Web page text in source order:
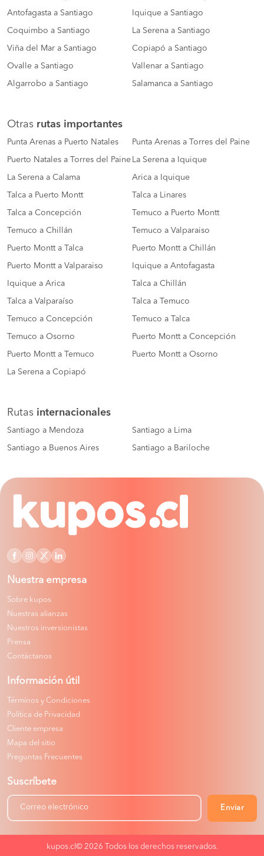
Antofagasta a Santiago Iquique a Santiago
Coquimbo a Santiago La Serena a Santiago
Viña del Mar a Santiago Copiapó a Santiago
Ovalle a Santiago Vallenar a Santiago
Algarrobo a Santiago Salamanca a Santiago
Otras rutas importantes
Punta Arenas a Puerto Natales Punta Arenas a Torres del Paine
Puerto Natales a Torres del Paine La Serena a Iquique
La Serena a Calama Arica a Iquique
Talca a Puerto Montt Talca a Linares
Talca a Concepción Temuco a Puerto Montt
Temuco a Chillán Temuco a Valparaiso
Puerto Montt a Talca Puerto Montt a Chillán
Puerto Montt a Valparaiso Iquique a Antofagasta
Iquique a Arica Talca a Chillán
Talca a Valparaíso Talca a Temuco
Temuco a Concepción Temuco a Talca
Temuco a Osorno Puerto Montt a Concepción
Puerto Montt a Temuco Puerto Montt a Osorno
La Serena a Copiapó
Rutas internacionales
Santiago a Mendoza Santiago a Lima
Santiago a Buenos Aires Santiago a Bariloche
Nuestra empresa
Sobre kupos
Nuestras alianzas
Nuestros inversionistas
Prensa
Contáctanos
Información útil
Términos y Condiciones
Política de Privacidad
Cliente empresa
Mapa del sitio
Preguntas Frecuentes
Suscríbete
Enviar
kupos.cl© 2026 Todos los derechos reservados.